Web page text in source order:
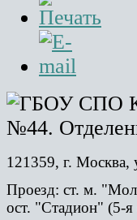
121359, г. Москва,
Проезд: ст. м.
ост. "Стадион" (5-я